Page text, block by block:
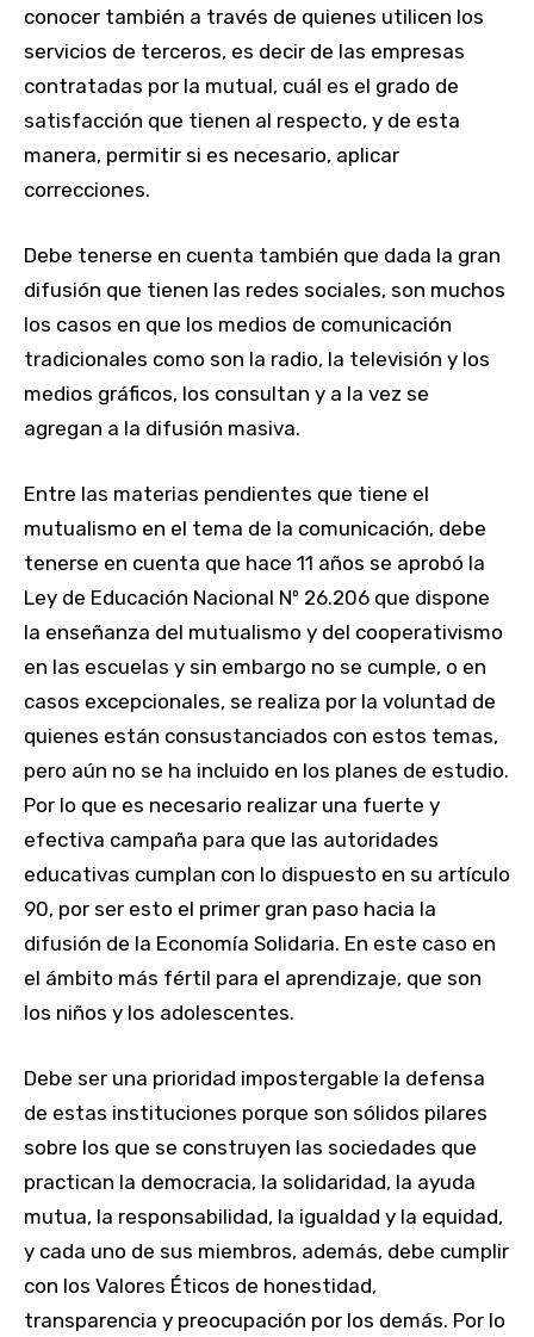
conocer también a través de quienes utilicen los
servicios de terceros, es decir de las empresas
contratadas por la mutual, cuál es el grado de
satisfacción que tienen al respecto, y de esta
manera, permitir si es necesario, aplicar
correcciones.
Debe tenerse en cuenta también que dada la gran
difusión que tienen las redes sociales, son muchos
los casos en que los medios de comunicación
tradicionales como son la radio, la televisión y los
medios gráficos, los consultan y a la vez se
agregan a la difusión masiva.
Entre las materias pendientes que tiene el
mutualismo en el tema de la comunicación, debe
tenerse en cuenta que hace 11 años se aprobó la
Ley de Educación Nacional Nº 26.206 que dispone
la enseñanza del mutualismo y del cooperativismo
en las escuelas y sin embargo no se cumple, o en
casos excepcionales, se realiza por la voluntad de
quienes están consustanciados con estos temas,
pero aún no se ha incluido en los planes de estudio.
Por lo que es necesario realizar una fuerte y
efectiva campaña para que las autoridades
educativas cumplan con lo dispuesto en su artículo
90, por ser esto el primer gran paso hacia la
difusión de la Economía Solidaria. En este caso en
el ámbito más fértil para el aprendizaje, que son
los niños y los adolescentes.
Debe ser una prioridad impostergable la defensa
de estas instituciones porque son sólidos pilares
sobre los que se construyen las sociedades que
practican la democracia, la solidaridad, la ayuda
mutua, la responsabilidad, la igualdad y la equidad,
y cada uno de sus miembros, además, debe cumplir
con los Valores Éticos de honestidad,
transparencia y preocupación por los demás. Por lo